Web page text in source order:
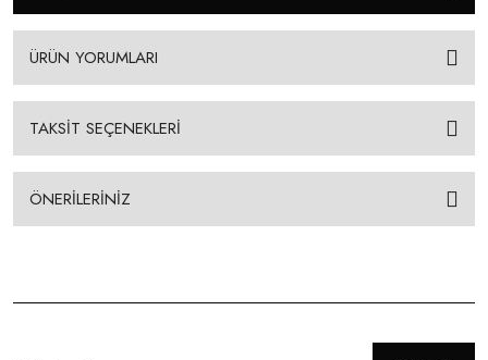
ÜRÜN YORUMLARI
TAKSİT SEÇENEKLERİ
ÖNERİLERİNİZ